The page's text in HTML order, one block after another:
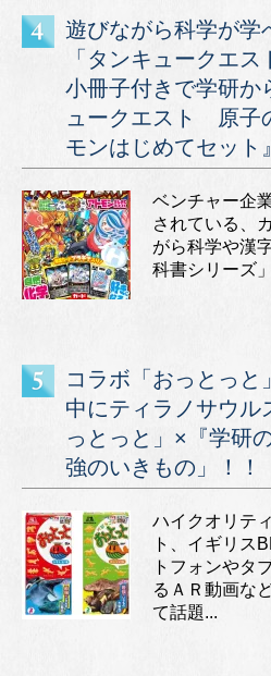
遊びながら科学が学
「タンキュークエ
小冊子付きで学研か
ュークエスト 原子
モンはじめてセット
ベンチャー企
されている、
がら科学や漢
科書シリーズ
コラボ「おっとっと
中にティラノサウル
っとっと」×『学研
強のいきもの」！！
ハイクオリテ
ト、イギリス
トフォンやタ
るＡＲ動画な
て話題...